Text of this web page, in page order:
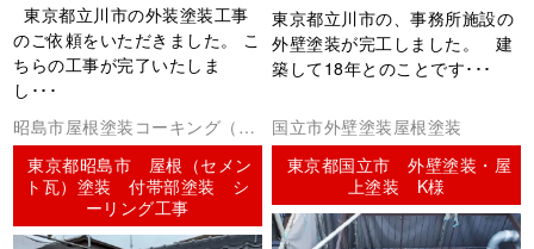
東京都立川市の外装塗装工事
のご依頼をいただきました。 こ
ちらの工事が完了いたしま
し･･･
東京都立川市の、事務所施設の
外壁塗装が完工しました。 建
築して18年とのことです･･･
昭島市屋根塗装コーキング（シ
ーリング）
東京都昭島市 屋根（セメン
ト瓦）塗装 付帯部塗装 シ
ーリング工事
国立市外壁塗装屋根塗装
東京都国立市 外壁塗装・屋
上塗装 K様